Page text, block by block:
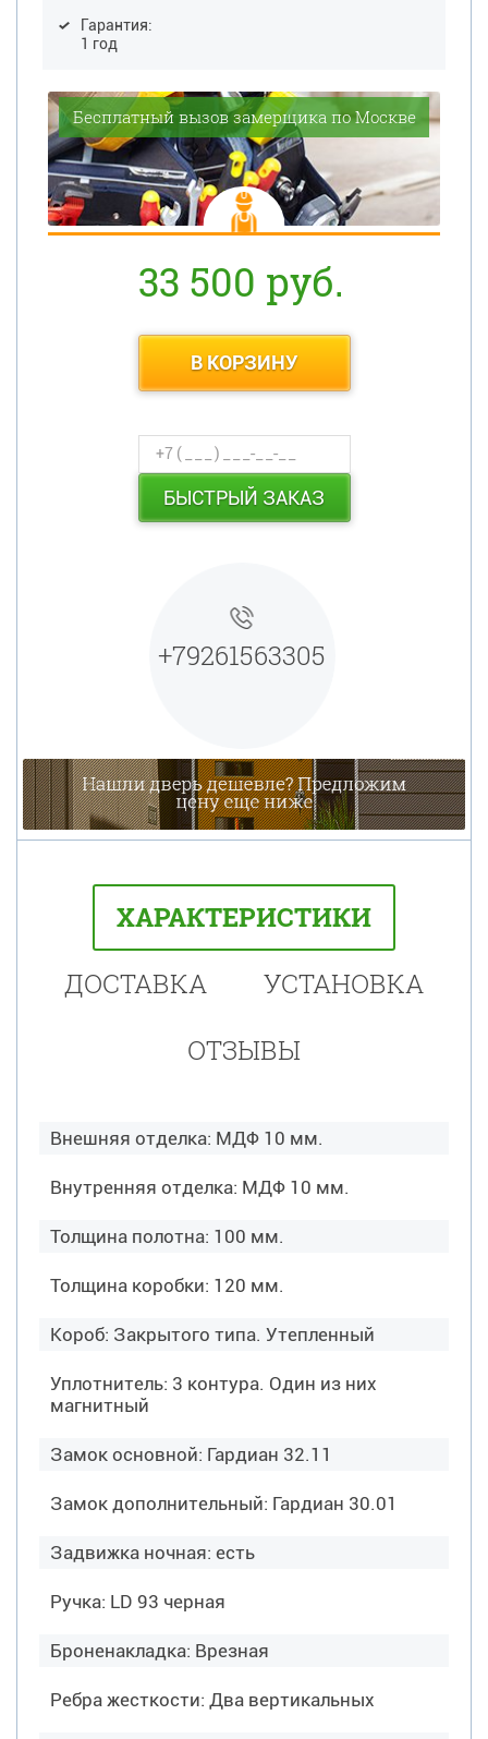
Гарантия:
1 год
Бесплатный вызов замерщика по Москве
33 500 руб.
В КОРЗИНУ
БЫСТРЫЙ ЗАКАЗ
+79261563305
ХАРАКТЕРИСТИКИ
ДОСТАВКА
УСТАНОВКА
ОТЗЫВЫ
Внешняя отделка: МДФ 10 мм.
Внутренняя отделка: МДФ 10 мм.
Толщина полотна: 100 мм.
Толщина коробки: 120 мм.
Короб: Закрытого типа. Утепленный
Уплотнитель: 3 контура. Один из них
магнитный
Замок основной: Гардиан 32.11
Замок дополнительный: Гардиан 30.01
Задвижка ночная: есть
Ручка: LD 93 черная
Броненакладка: Врезная
Ребра жесткости: Два вертикальных